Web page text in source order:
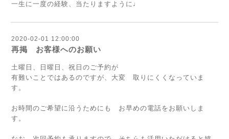
一生に一度の経験、当たりますように♩
2020-02-01 12:00:00
再掲 お客様へのお願い
土曜日、日曜日、祝日のご予約が
有難いことではあるのですが、大変 取りにくくなっていま
す。
お時間のご希望に沿うためにも お早めの電話をお願いしま
す。